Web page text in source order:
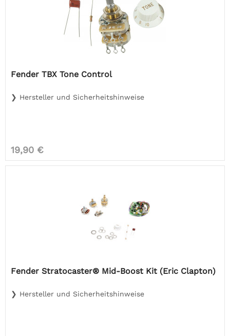
Fender TBX Tone Control
❯ Hersteller und Sicherheitshinweise
19,90 €
Fender Stratocaster® Mid-Boost Kit (Eric Clapton)
❯ Hersteller und Sicherheitshinweise